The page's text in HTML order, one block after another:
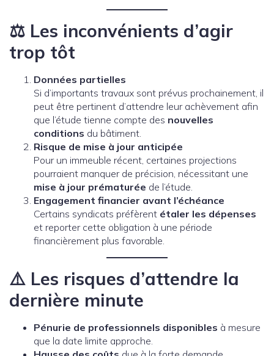
⚖️ Les inconvénients d’agir
trop tôt
Données partielles
Si d’importants travaux sont prévus prochainement, il
peut être pertinent d’attendre leur achèvement afin
que l’étude tienne compte des nouvelles
conditions du bâtiment.
Risque de mise à jour anticipée
Pour un immeuble récent, certaines projections
pourraient manquer de précision, nécessitant une
mise à jour prématurée de l’étude.
Engagement financier avant l’échéance
Certains syndicats préfèrent étaler les dépenses
et reporter cette obligation à une période
financièrement plus favorable.
⚠️ Les risques d’attendre la
dernière minute
Pénurie de professionnels disponibles à mesure
que la date limite approche.